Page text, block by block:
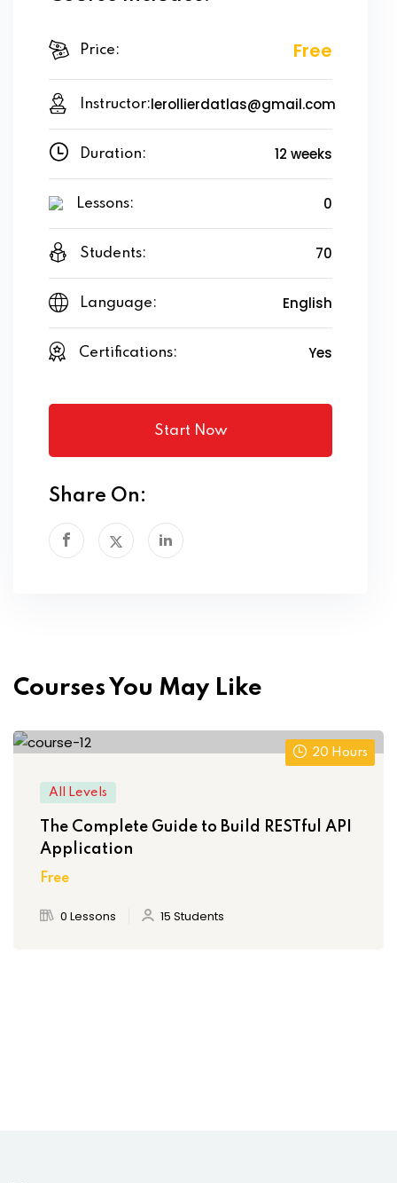
Price: Free
Instructor:lerollierdatlas@gmail.com
Duration: 12 weeks
Lessons: 0
Students: 70
Language: English
Certifications: Yes
Start Now
Share On:
Courses You May Like
20 Hours
All Levels
The Complete Guide to Build RESTful API
Application
Free
0 Lessons 15 Students